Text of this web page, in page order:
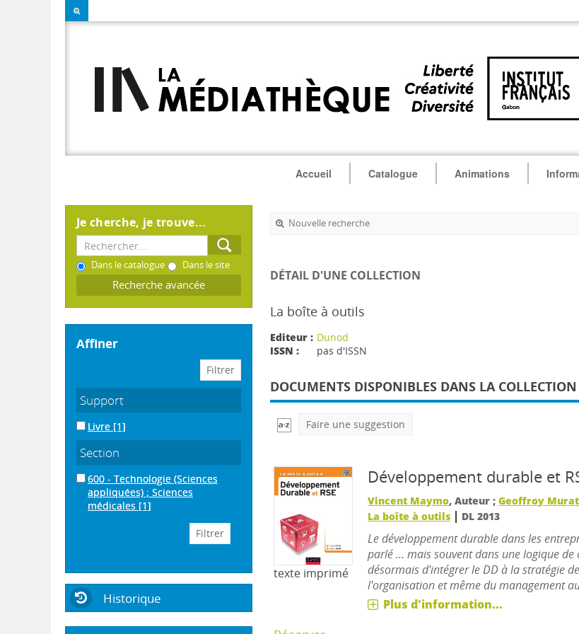
Accueil Catalogue Animations
Je cherche, je trouve...
Dans le catalogue Dans le site
Recherche avancée
affiner
Support
Livre [1]
Section
600 - Technologie (Sciences
appliquées) ; Sciences
médicales [1]
Historique
Nouvelle recherche
DÉTAIL D'UNE COLLECTION
La boîte à outils
Editeur : Dunod
ISSN :
pas d'ISSN
DOCUMENTS DISPONIBLES DANS LA
Faire une suggestion
texte imprimé
Développement durable et
Vincent Maymo, Auteur ;Geoffroy Murat
La boîte à outils | DL 2013
Le développement durable dans les
parlé ... mais souvent dans une logique
désormais d'intégrer le DD à la stratégie
l'organisation et même du management
Plus d'information...